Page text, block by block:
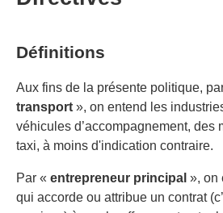
Définitions
Aux fins de la présente politique,
transport », on entend les
véhicules d’accompagnement, des
taxi, à moins d'indication contraire.
Par « entrepreneur principal », on
qui accorde ou attribue un contrat